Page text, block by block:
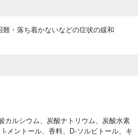
・落ち着かないなどの症状の緩和
カルシウム、炭酸ナトリウム、炭酸水素
メントール、香料、D-ソルビトール、キ